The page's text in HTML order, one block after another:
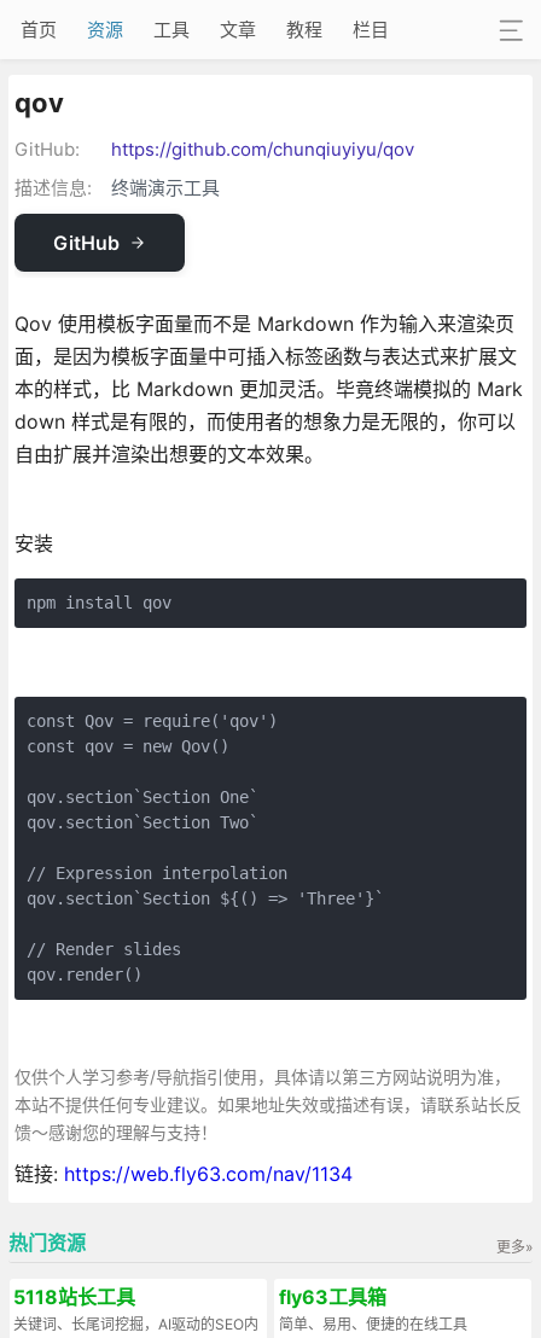
首页 资源 工具 文章 教程 栏目
qov
GitHub:
https://github.com/chunqiuyiyu/qov
描述信息:
终端演示工具
GitHub
Qov 使用模板字面量而不是 Markdown 作为输入来渲染页
面，是因为模板字面量中可插入标签函数与表达式来扩展文
本的样式，比 Markdown 更加灵活。毕竟终端模拟的 Mark
down 样式是有限的，而使用者的想象力是无限的，你可以
自由扩展并渲染出想要的文本效果。
安装
npm install qov
const Qov = require('qov')
const qov = new Qov()
qov.section`Section One`
qov.section`Section Two`
// Expression interpolation
qov.section`Section ${() => 'Three'}`
// Render slides
qov.render()
仅供个人学习参考/导航指引使用，具体请以第三方网站说明为准，
本站不提供任何专业建议。如果地址失效或描述有误，请联系站长反
馈～感谢您的理解与支持！
链接: https://web.fly63.com/nav/1134
更多»
热门资源
5118站长工具
关键词、长尾词挖掘，AI驱动的SEO内
fly63工具箱
简单、易用、便捷的在线工具